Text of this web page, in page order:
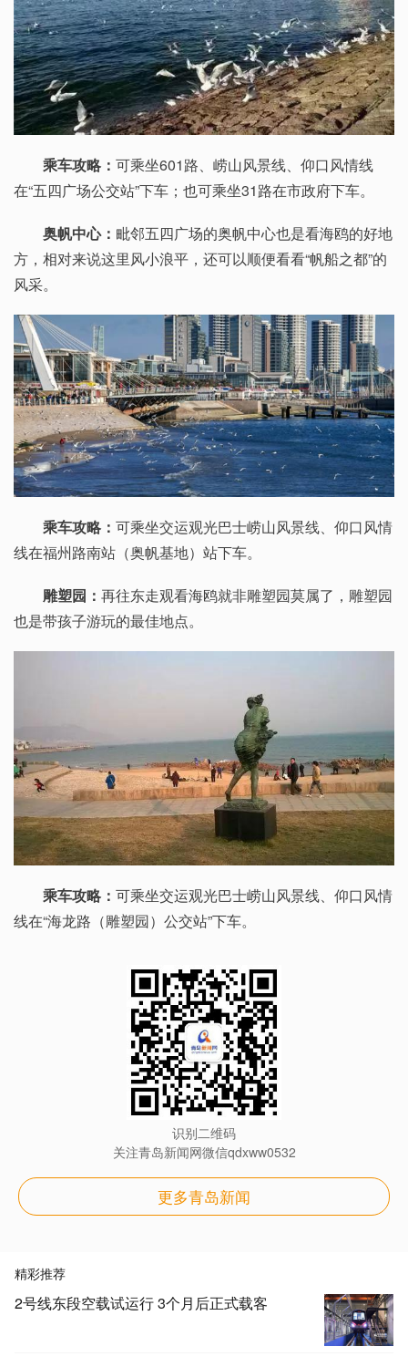
乘车攻略： 可乘坐601路、崂山风景线、仰口风情线
在“五四广场公交站”下车；也可乘坐31路在市政府下车。
奥帆中心： 毗邻五四广场的奥帆中心也是看海鸥的好地
方，相对来说这里风小浪平，还可以顺便看看“帆船之都”的
风采。
乘车攻略： 可乘坐交运观光巴士崂山风景线、仰口风情
线在福州路南站（奥帆基地）站下车。
雕塑园： 再往东走观看海鸥就非雕塑园莫属了，雕塑园
也是带孩子游玩的最佳地点。
乘车攻略： 可乘坐交运观光巴士崂山风景线、仰口风情
线在“海龙路（雕塑园）公交站”下车。
识别二维码
关注青岛新闻网微信qdxww0532
更多青岛新闻
精彩推荐
2号线东段空载试运行 3个月后正式载客